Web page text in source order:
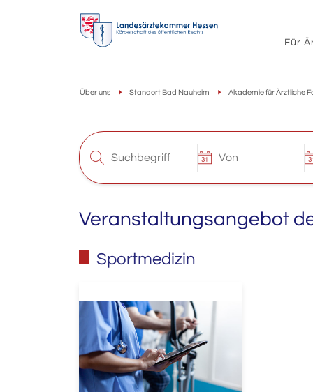
Für
Über uns Standort Bad Nauheim Akademie für Ärztliche
Veranstaltungsangebot
Sportmedizin